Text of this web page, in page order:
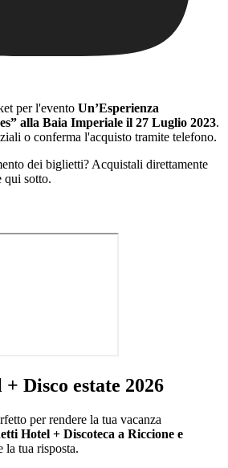
per l'evento Un’Esperienza
alla Baia Imperiale il 27 Luglio 2023.
o conferma l'acquisto tramite telefono.
dei biglietti? Acquistali direttamente
qui sotto.
Disco estate 2026
per rendere la tua vacanza
Hotel + Discoteca a Riccione e
la tua risposta.